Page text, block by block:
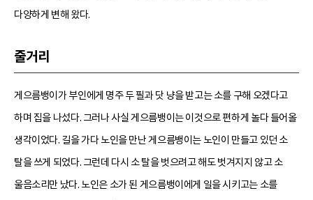
다양하게 변해 왔다.
줄거리
게으름뱅이가 부인에게 명주 두 필과 닷 냥을 받고는 소를 구해 오겠다고
하며 집을 나섰다. 그러나 사실 게으름뱅이는 이것으로 편하게 놀다 들어올
생각이었다. 길을 가다 노인을 만난 게으름뱅이는 노인이 만들고 있던 소
탈을 쓰게 되었다. 그런데 다시 소 탈을 벗으려고 해도 벗겨지지 않고 소
울음소리만 났다. 노인은 소가 된 게으름뱅이에게 일을 시키고는 소를